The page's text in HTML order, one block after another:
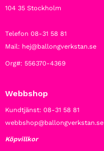
104 35 Stockholm
Telefon 08-31 58 81
Mail: hej@ballongverkstan.se
Org#: 556370-4369
Webbshop
Kundtjänst: 08-31 58 81
webbshop@ballongverkstan.se
Köpvillkor